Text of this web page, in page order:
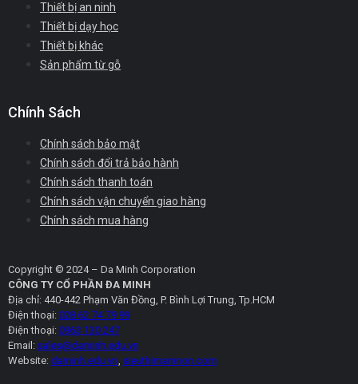
Thiết bị an ninh
Thiết bị dạy học
Thiết bị khác
Sản phẩm từ gỗ
Chính Sách
Chính sách bảo mật
Chính sách đổi trả bảo hành
Chính sách thanh toán
Chính sách vận chuyển giao hàng
Chính sách mua hàng
Copyright © 2024 – Da Minh Corporation
CÔNG TY CỔ PHẦN ĐA MINH
Địa chỉ: 440-442 Phạm Văn Đồng, P. Bình Lợi Trung, Tp.HCM
Điện thoại: 028 62 74 79 99
Điện thoại: 0963 130 247
Email: sales@daminh.edu.vn
Website: daminh.edu.vn, sieuthimamnon.com